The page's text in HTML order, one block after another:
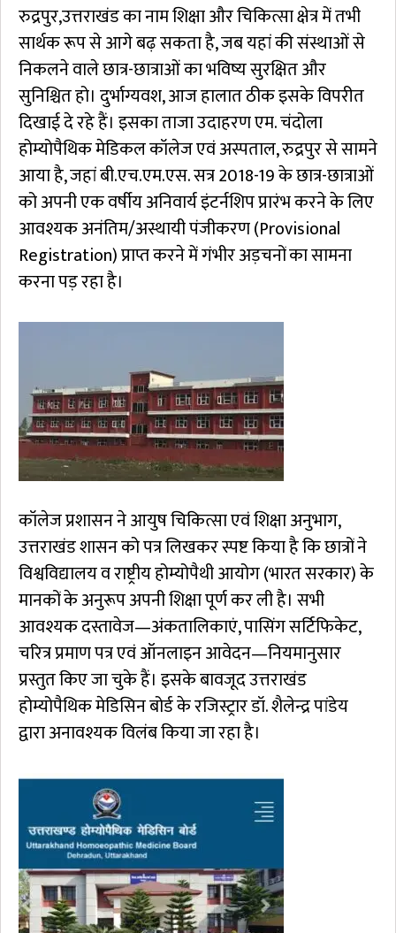
रुद्रपुर,उत्तराखंड का नाम शिक्षा और चिकित्सा क्षेत्र में तभी
सार्थक रूप से आगे बढ़ सकता है, जब यहां की संस्थाओं से
निकलने वाले छात्र-छात्राओं का भविष्य सुरक्षित और
सुनिश्चित हो। दुर्भाग्यवश, आज हालात ठीक इसके विपरीत
दिखाई दे रहे हैं। इसका ताजा उदाहरण एम. चंदोला
होम्योपैथिक मेडिकल कॉलेज एवं अस्पताल, रुद्रपुर से सामने
आया है, जहां बी.एच.एम.एस. सत्र 2018-19 के छात्र-छात्राओं
को अपनी एक वर्षीय अनिवार्य इंटर्नशिप प्रारंभ करने के लिए
आवश्यक अनंतिम/अस्थायी पंजीकरण (Provisional
Registration) प्राप्त करने में गंभीर अड़चनों का सामना
करना पड़ रहा है।
कॉलेज प्रशासन ने आयुष चिकित्सा एवं शिक्षा अनुभाग,
उत्तराखंड शासन को पत्र लिखकर स्पष्ट किया है कि छात्रों ने
विश्वविद्यालय व राष्ट्रीय होम्योपैथी आयोग (भारत सरकार) के
मानकों के अनुरूप अपनी शिक्षा पूर्ण कर ली है। सभी
आवश्यक दस्तावेज—अंकतालिकाएं, पासिंग सर्टिफिकेट,
चरित्र प्रमाण पत्र एवं ऑनलाइन आवेदन—नियमानुसार
प्रस्तुत किए जा चुके हैं। इसके बावजूद उत्तराखंड
होम्योपैथिक मेडिसिन बोर्ड के रजिस्ट्रार डॉ. शैलेन्द्र पांडेय
द्वारा अनावश्यक विलंब किया जा रहा है।